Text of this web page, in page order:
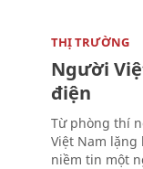
THỊ TRƯỜNG
Người
điện
Từ phòng thí
Việt Nam lặng
niềm tin một